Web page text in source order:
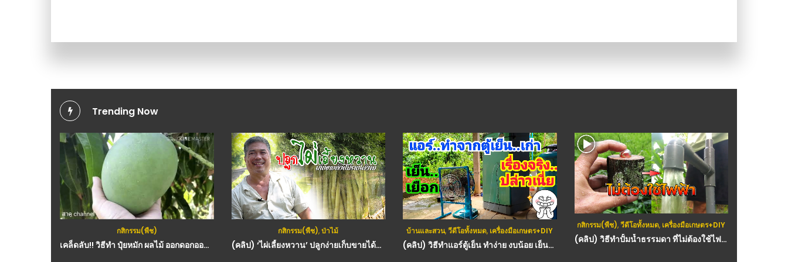
Trending Now
กสิกรรม(พืช)
เคล็ดลับ!! วิธีทำ ปุ๋ยหมัก ผลไม้ ออกดอกออกผลดก งามทันใจ ไม่พึ่งเคมี
กสิกรรม(พืช),ป่าไม้
(คลิป) ‘ไผ่เลี้ยงหวาน’ ปลูกง่ายเก็บขายได้ตลอดปี เกษตรอารมณ์ดี : วีดีโอ เกษตร
บ้านและสวน,วีดีโอทั้งหมด, เครื่องมือเกษตร+DIY
(คลิป) วิธีทำแอร์ตู้เย็น ทำง่าย งบน้อย เย็นจริง – Air conditioner made from refrigerator : วีดีโอ เกษตร
กสิกรรม(พืช),วีดีโอทั้งหมด, เครื่องมือเกษตร+DIY
(คลิป) วิธีทำปั้มน้ำธรรมดา ที่ไม่ต้องใช้ไฟฟ้า